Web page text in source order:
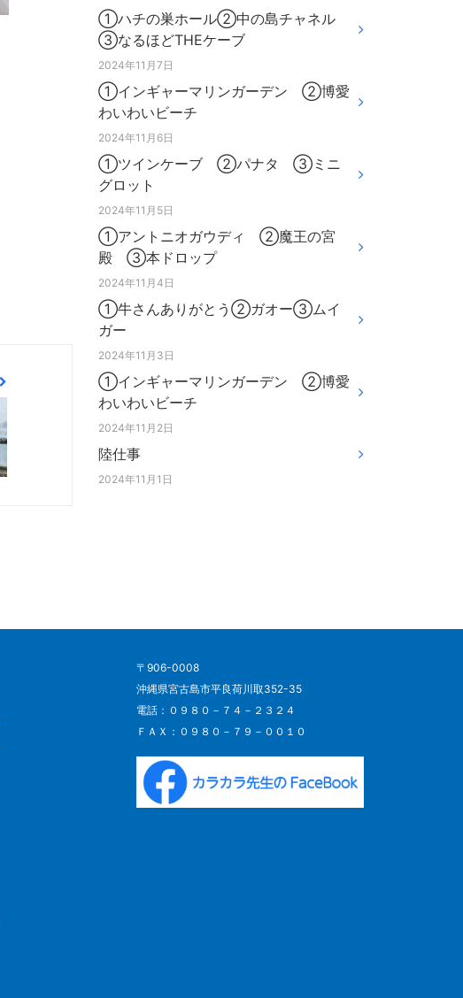
①ハチの巣ホール②中の島チャネル
③なるほどTHEケーブ
2024年11月7日
①インギャーマリンガーデン ②博愛
わいわいビーチ
2024年11月6日
①ツインケーブ ②パナタ ③ミニ
グロット
2024年11月5日
①アントニオガウディ ②魔王の宮
殿 ③本ドロップ
2024年11月4日
①牛さんありがとう②ガオー③ムイ
ガー
2024年11月3日
①インギャーマリンガーデン ②博愛
わいわいビーチ
2024年11月2日
陸仕事
2024年11月1日
〒906-0008
沖縄県宮古島市平良荷川取352-35
電話：０９８０－７４－２３２４
ＦＡＸ：０９８０－７９－００１０